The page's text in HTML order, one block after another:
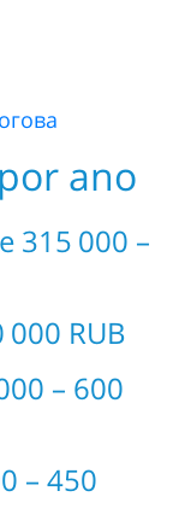
ano
315 000 –
RUB
– 600
– 450